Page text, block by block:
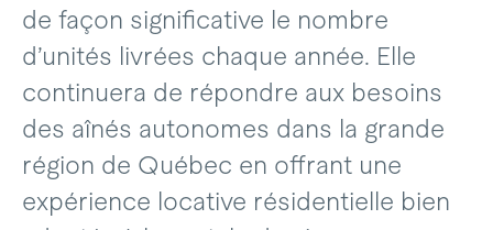
de façon significative le nombre
d’unités livrées chaque année. Elle
continuera de répondre aux besoins
des aînés autonomes dans la grande
région de Québec en offrant une
expérience locative résidentielle bien